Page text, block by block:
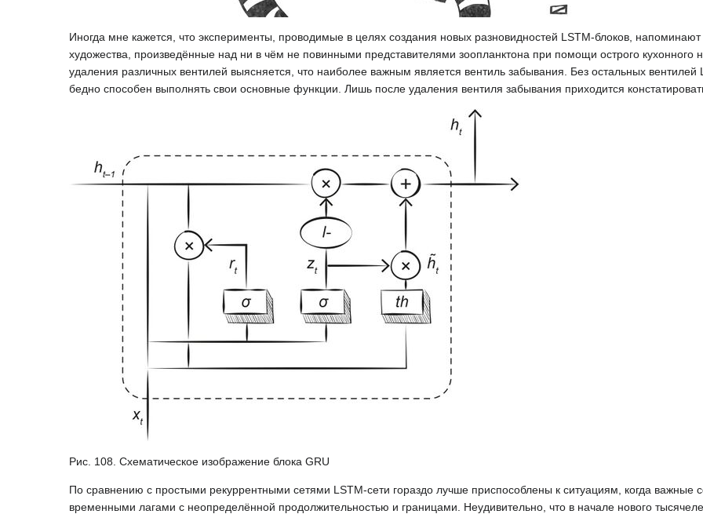
Иногда мне кажется, что эксперименты, проводимые в целях создания новых разновидностей LSTM-блоков,
художества, произведённые над ни в чём не повинными представителями зоопланктона при помощи острого кухонного
удаления различных вентилей выясняется, что наиболее важным является вентиль забывания. Без остальных вентилей
бедно способен выполнять свои основные функции. Лишь после удаления вентиля забывания приходится
Рис. 108. Схематическое изображение блока GRU
По сравнению с простыми рекуррентными сетями LSTM-сети гораздо лучше приспособлены к ситуациям, когда важные
временными лагами с неопределённой продолжительностью и границами. Неудивительно, что в начале нового